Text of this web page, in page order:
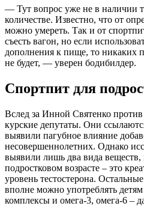
— Тут вопрос уже не в наличии
количестве. Известно, что от
можно умереть. Так и от
съесть вагон, но если
дополнения к пище, то никаких
не будет, — уверен бодибилдер.
Спортпит для
Вслед за Инной Святенко
курские депутаты. Они
выявили пагубное влияние
несовершеннолетних. Однако
выявили лишь два вида веществ,
подростковом возрасте – это
уровень тестостерона.
вполне можно употреблять
комплексы и омега-3, омега-6 –